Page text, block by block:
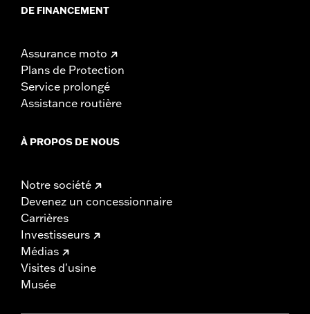
DE FINANCEMENT
Assurance moto
Plans de Protection
Service prolongé
Assistance routière
À PROPOS DE NOUS
Notre société
Devenez un concessionnaire
Carrières
Investisseurs
Médias
Visites d'usine
Musée